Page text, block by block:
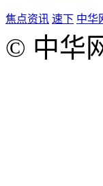
焦点资讯 速下 中华
© 中华